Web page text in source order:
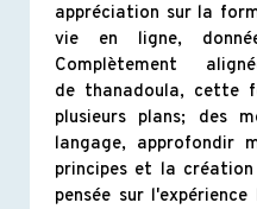
appréciation sur la
vie en ligne,
Complètement
de thanadoula, cette
plusieurs plans; des
langage, approfondir
principes et la
pensée sur